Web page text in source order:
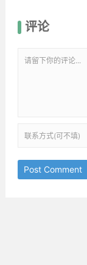
评论
Post Comment